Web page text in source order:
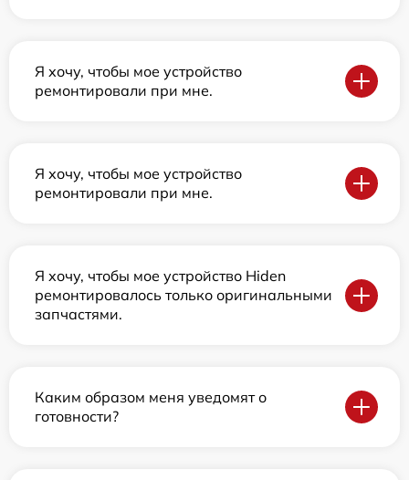
Я хочу, чтобы мое устройство
ремонтировали при мне.
Я хочу, чтобы мое устройство
ремонтировали при мне.
Я хочу, чтобы мое устройство Hiden
ремонтировалось только оригинальными
запчастями.
Каким образом меня уведомят о
готовности?